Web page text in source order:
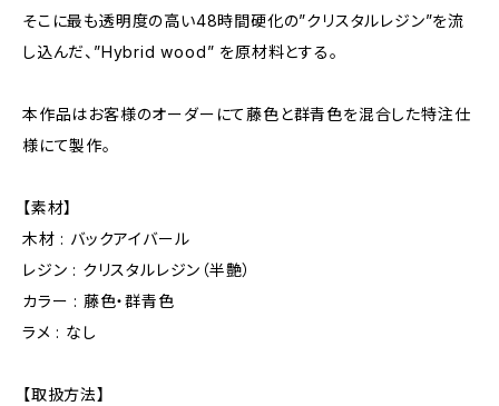
そこに最も透明度の高い48時間硬化の”クリスタルレジン”を流
し込んだ、”Hybrid wood” を原材料とする。
本作品はお客様のオーダーにて藤色と群青色を混合した特注仕
様にて製作。
【素材】
木材 : バックアイバール
レジン : クリスタルレジン（半艶）
カラー : 藤色・群青色
ラメ : なし
【取扱方法】